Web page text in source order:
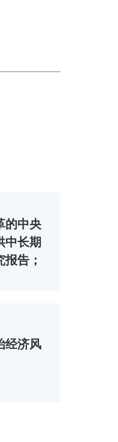
的中央
中长期
告；
经济风